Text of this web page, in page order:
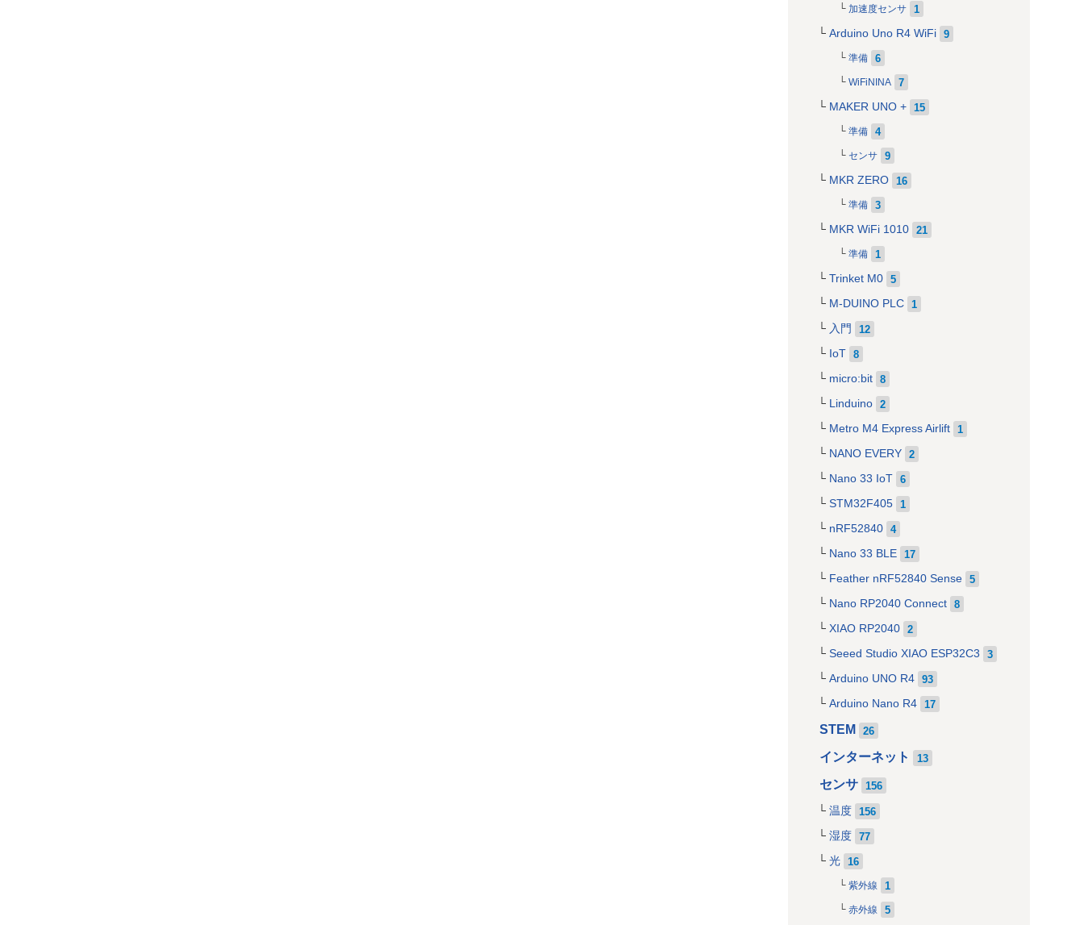
加速度センサ 1
Arduino Uno R4 WiFi 9
準備 6
WiFiNINA 7
MAKER UNO + 15
準備 4
センサ 9
MKR ZERO 16
準備 3
MKR WiFi 1010 21
準備 1
Trinket M0 5
M-DUINO PLC 1
入門 12
IoT 8
micro:bit 8
Linduino 2
Metro M4 Express Airlift 1
NANO EVERY 2
Nano 33 IoT 6
STM32F405 1
nRF52840 4
Nano 33 BLE 17
Feather nRF52840 Sense 5
Nano RP2040 Connect 8
XIAO RP2040 2
Seeed Studio XIAO ESP32C3 3
Arduino UNO R4 93
Arduino Nano R4 17
STEM 26
インターネット 13
センサ 156
温度 156
湿度 77
光 16
紫外線 1
赤外線 5